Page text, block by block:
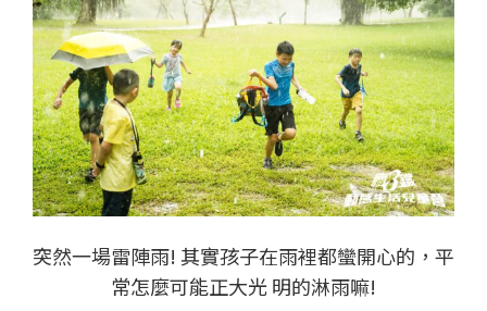
突然一場雷陣雨! 其實孩子在雨裡都蠻開心的，平
常怎麼可能正大光 明的淋雨嘛!